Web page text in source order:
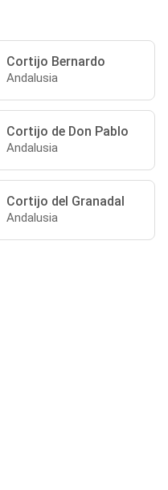
Cortijo Bernardo
Andalusia
Cortijo de Don Pablo
Andalusia
Cortijo del Granadal
Andalusia